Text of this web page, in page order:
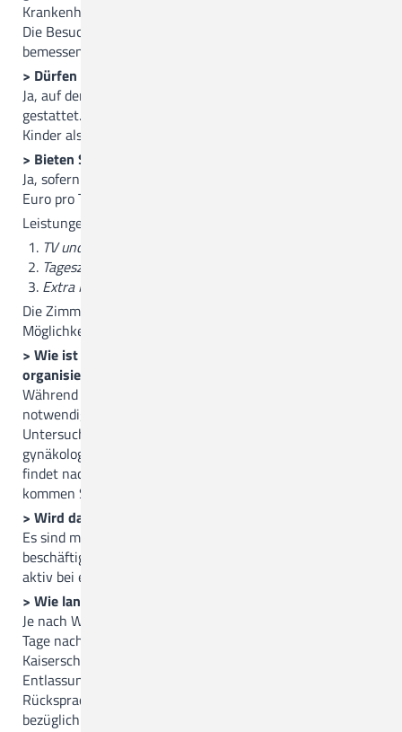
Krankenhauses Quakenbrück
Die Besuchszeit wird je nach aktueller Situation großzügig
bemessen.
> Dürfen die Geschwisterkinder mit zu Besuch kommen?
Ja, auf der Geburtenstation ist der Besuch von Kindern
gestattet. Hierbei gilt: Pro Familie sind nur max. zwei
Kinder als Besuch gestattet
> Bieten Sie Familienzimmer an?
Ja, sofern es die Stationsbelegung zulässt - Kosten 90
Euro pro Tag, drei Tage im Voraus zahlbar.
Leistungen:
TV und Telefon (Entertainmentprogramm)
Tageszeitung, wenn gewünscht
Extra Menü für Mutter und Vater
Die Zimmer auf der Wochenbettstation werden nach
Möglichkeit nur einzeln belegt.
> Wie ist der Klinikalltag auf der Wöchnerinnen-Station
organisiert?
Während des Vormittags verteilt laufen meist alle
notwendigen Untersuchungen, wie zum Beispiel die U-
Untersuchung beim Kind, Hüftultraschall, Hörtest oder
gynäkologische Untersuchungen ab. Der restliche Ablauf
findet nach Bedarf und Absprache statt. Die Hebammen
kommen Sie zweimal täglich auf der Station besuchen.
> Wird das Stillen aktiv gefördert?
Es sind mehrere Stillberaterinnen auf der Wochenstation
beschäftigt. Das gesamte Team wird Sie nach Möglichkeit
aktiv bei einem guten Start in die Stillzeit unterstützen.
> Wie lange bleibt man nach der Geburt in der Klinik?
Je nach Wohlbefinden gehen die meisten Frauen circa 2-3
Tage nach einer Spontangeburt und 3-4 Tage nach einem
Kaiserschnitt nach Hause. Sollten Sie eine vorzeitige
Entlassung anstreben, so bitten wir Sie vorab
Rücksprache mit Ihrer Hebamme und Ihrem Kinderarzt
bezüglich einer ambulanten U2-Untersuchung zu halten.